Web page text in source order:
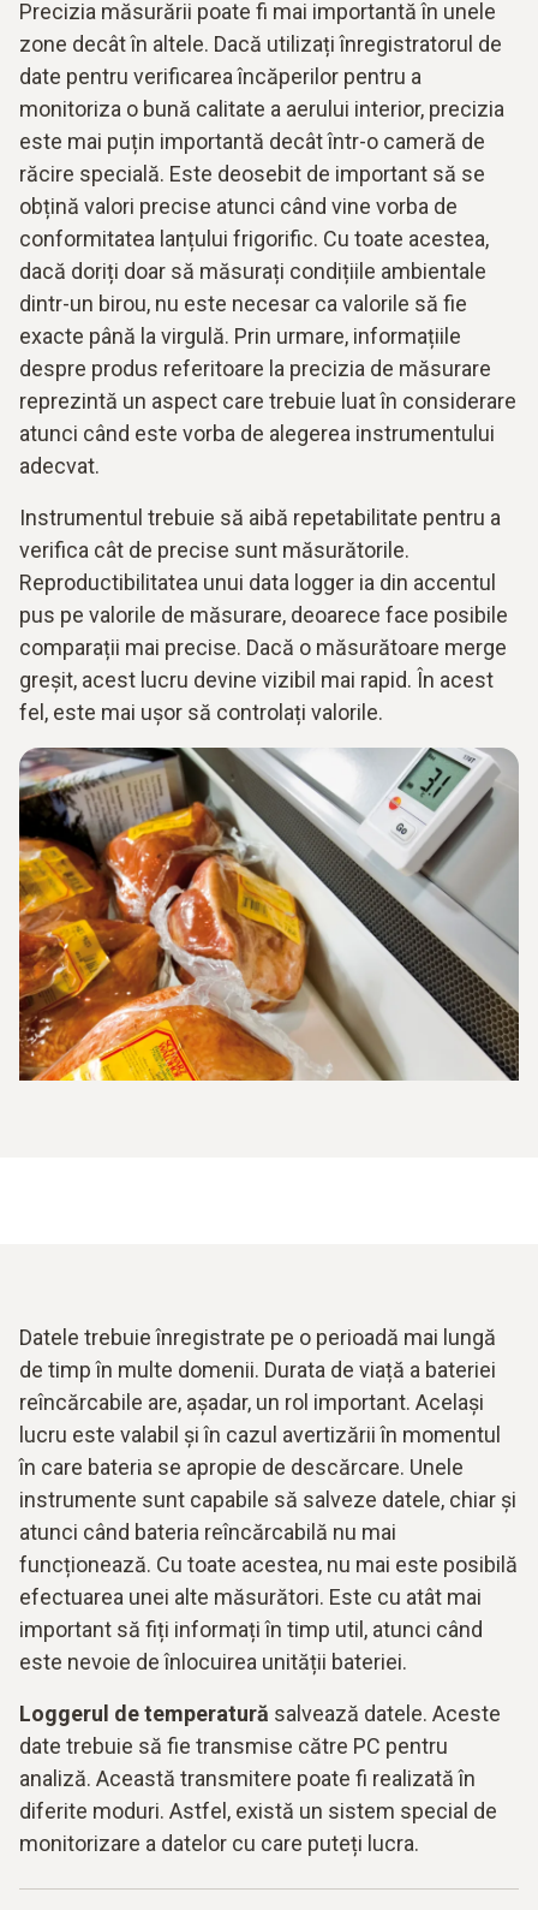
Precizia măsurării poate fi mai importantă în unele
zone decât în altele. Dacă utilizați înregistratorul de
date pentru verificarea încăperilor pentru a
monitoriza o bună calitate a aerului interior, precizia
este mai puțin importantă decât într-o cameră de
răcire specială. Este deosebit de important să se
obțină valori precise atunci când vine vorba de
conformitatea lanțului frigorific. Cu toate acestea,
dacă doriți doar să măsurați condițiile ambientale
dintr-un birou, nu este necesar ca valorile să fie
exacte până la virgulă. Prin urmare, informațiile
despre produs referitoare la precizia de măsurare
reprezintă un aspect care trebuie luat în considerare
atunci când este vorba de alegerea instrumentului
adecvat.
Instrumentul trebuie să aibă repetabilitate pentru a
verifica cât de precise sunt măsurătorile.
Reproductibilitatea unui data logger ia din accentul
pus pe valorile de măsurare, deoarece face posibile
comparații mai precise. Dacă o măsurătoare merge
greșit, acest lucru devine vizibil mai rapid. În acest
fel, este mai ușor să controlați valorile.
Datele trebuie înregistrate pe o perioadă mai lungă
de timp în multe domenii. Durata de viață a bateriei
reîncărcabile are, așadar, un rol important. Același
lucru este valabil și în cazul avertizării în momentul
în care bateria se apropie de descărcare. Unele
instrumente sunt capabile să salveze datele, chiar și
atunci când bateria reîncărcabilă nu mai
funcționează. Cu toate acestea, nu mai este posibilă
efectuarea unei alte măsurători. Este cu atât mai
important să fiți informați în timp util, atunci când
este nevoie de înlocuirea unității bateriei.
Loggerul de temperatură salvează datele. Aceste
date trebuie să fie transmise către PC pentru
analiză. Această transmitere poate fi realizată în
diferite moduri. Astfel, există un sistem special de
monitorizare a datelor cu care puteți lucra.